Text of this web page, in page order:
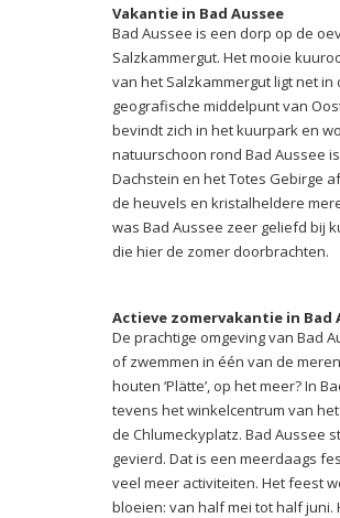
Vakantie in Bad Aussee
Bad Aussee is een dorp op de
Salzkammergut. Het mooie
van het Salzkammergut ligt net
geografische middelpunt van
bevindt zich in het kuurpark en
natuurschoon rond Bad Aussee
Dachstein en het Totes Gebirge
de heuvels en kristalheldere
was Bad Aussee zeer geliefd bij
die hier de zomer doorbrachten.
Actieve zomervakantie in Bad
De prachtige omgeving van Bad
of zwemmen in één van de
houten ‘Plätte’, op het meer? In
tevens het winkelcentrum van
de Chlumeckyplatz. Bad Aussee
gevierd. Dat is een meerdaags
veel meer activiteiten. Het feest
bloeien: van half mei tot half